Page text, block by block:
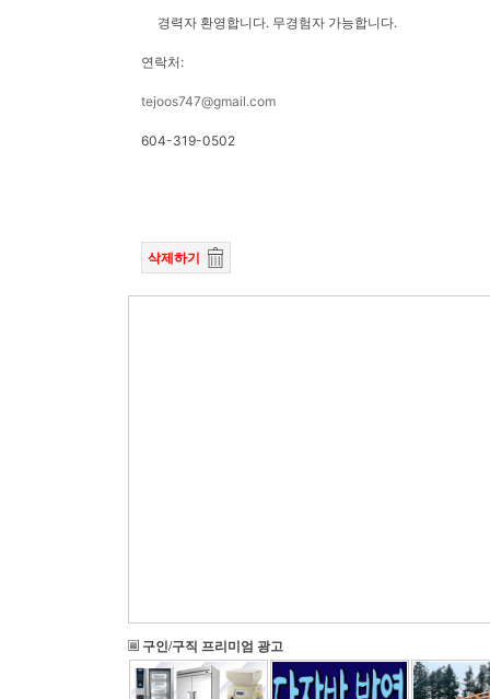
경력자 환영합니다. 무경험자 가능합니다.
연락처:
tejoos747@gmail.com
604-319-0502
삭제하기
구인/구직 프리미엄 광고